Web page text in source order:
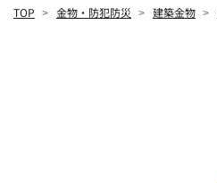
TOP 金物・防犯防災 建築金物